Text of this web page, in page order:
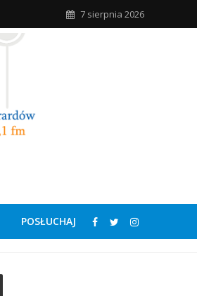
7 sierpnia 2026
POSŁUCHAJ